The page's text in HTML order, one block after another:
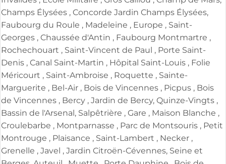
Champs Élysées , Concorde Jardin Champs Élysées,
Faubourg du Roule , Madeleine , Europe , Saint-
Georges , Chaussée d'Antin , Faubourg Montmartre ,
Rochechouart , Saint-Vincent de Paul , Porte Saint-
Denis , Canal Saint-Martin , Hôpital Saint-Louis , Folie
Méricourt , Saint-Ambroise , Roquette , Sainte-
Marguerite , Bel-Air , Bois de Vincennes , Picpus , Bois
de Vincennes , Bercy , Jardin de Bercy, Quinze-Vingts ,
Bassin de l'Arsenal, Salpêtrière , Gare , Maison Blanche ,
Croulebarbe , Montparnasse , Parc de Montsouris , Petit
Montrouge , Plaisance , Saint-Lambert , Necker ,
Grenelle , Javel , Jardin Citroën-Cévennes, Seine et